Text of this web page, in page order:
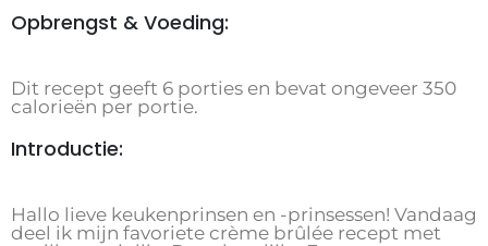
Opbrengst & Voeding:
Dit recept geeft 6 porties en bevat ongeveer 350
calorieën per portie.
Introductie:
Hallo lieve keukenprinsen en -prinsessen! Vandaag
deel ik mijn favoriete crème brûlée recept met